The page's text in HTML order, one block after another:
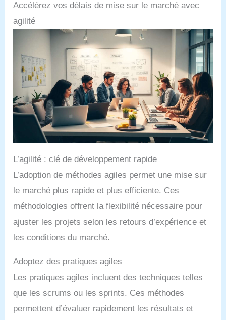
Accélérez vos délais de mise sur le marché avec
agilité
L’agilité : clé de développement rapide
L’adoption de méthodes agiles permet une mise sur
le marché plus rapide et plus efficiente. Ces
méthodologies offrent la flexibilité nécessaire pour
ajuster les projets selon les retours d’expérience et
les conditions du marché.
Adoptez des pratiques agiles
Les pratiques agiles incluent des techniques telles
que les scrums ou les sprints. Ces méthodes
permettent d’évaluer rapidement les résultats et